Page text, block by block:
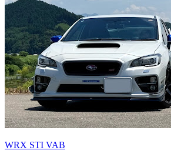
WRX STI VAB